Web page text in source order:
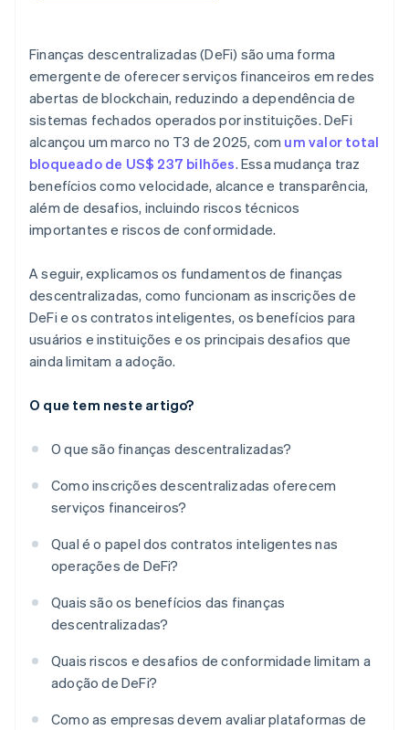
Finanças descentralizadas (DeFi) são uma forma
emergente de oferecer serviços financeiros em redes
abertas de blockchain, reduzindo a dependência de
sistemas fechados operados por instituições. DeFi
alcançou um marco no T3 de 2025, com um valor total
bloqueado de US$ 237 bilhões. Essa mudança traz
benefícios como velocidade, alcance e transparência,
além de desafios, incluindo riscos técnicos
importantes e riscos de conformidade.
A seguir, explicamos os fundamentos de finanças
descentralizadas, como funcionam as inscrições de
DeFi e os contratos inteligentes, os benefícios para
usuários e instituições e os principais desafios que
ainda limitam a adoção.
O que tem neste artigo?
O que são finanças descentralizadas?
Como inscrições descentralizadas oferecem
serviços financeiros?
Qual é o papel dos contratos inteligentes nas
operações de DeFi?
Quais são os benefícios das finanças
descentralizadas?
Quais riscos e desafios de conformidade limitam a
adoção de DeFi?
Como as empresas devem avaliar plataformas de